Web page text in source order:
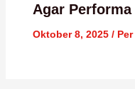
Agar Performa
Oktober 8, 2025 /